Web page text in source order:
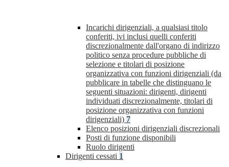
Incarichi dirigenziali, a qualsiasi titolo
conferiti, ivi inclusi quelli conferiti
discrezionalmente dall'organo di indirizzo
politico senza procedure pubbliche di
selezione e titolari di posizione
organizzativa con funzioni dirigenziali (da
pubblicare in tabelle che distinguano le
seguenti situazioni: dirigenti, dirigenti
individuati discrezionalmente, titolari di
posizione organizzativa con funzioni
dirigenziali) 7
Elenco posizioni dirigenziali discrezionali
Posti di funzione disponibili
Ruolo dirigenti
Dirigenti cessati 1